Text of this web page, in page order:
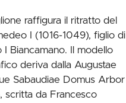
raffigura il ritratto del
I (1016-1049), figlio di
I Biancamano. Il modello
deriva dalla Augustae
Sabaudiae Domus Arbor
scritta da Francesco